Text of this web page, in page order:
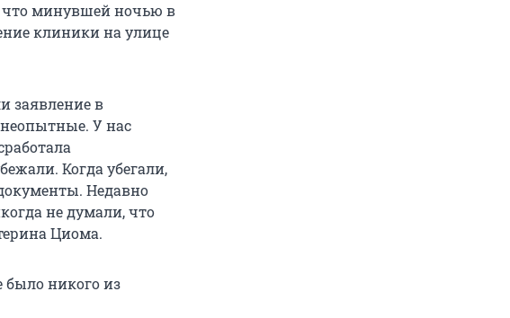
что минувшей ночью в
клиники на улице
заявление в
У нас
Когда убегали,
Недавно
не думали, что
Циома.
никого из